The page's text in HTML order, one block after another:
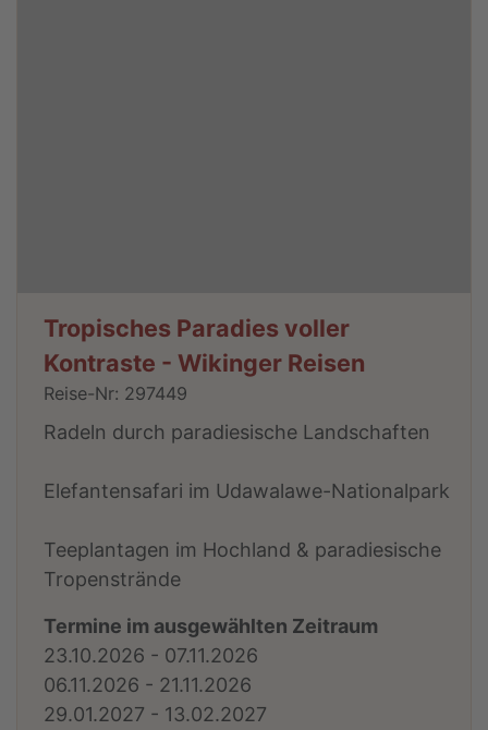
Tropisches Paradies voller
Kontraste - Wikinger Reisen
Reise-Nr: 297449
Radeln durch paradiesische Landschaften
Elefantensafari im Udawalawe-Nationalpark
Teeplantagen im Hochland & paradiesische
Tropenstrände
Termine im ausgewählten Zeitraum
23.10.2026 - 07.11.2026
06.11.2026 - 21.11.2026
29.01.2027 - 13.02.2027